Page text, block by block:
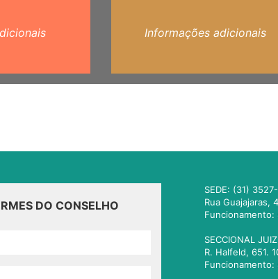
Informações adicionais
DO CONSELHO
SEDE: (31)
Rua Guajajaras,
Funcionamento:
SECCIONAL
R. Halfeld, 651.
Funcionamento: